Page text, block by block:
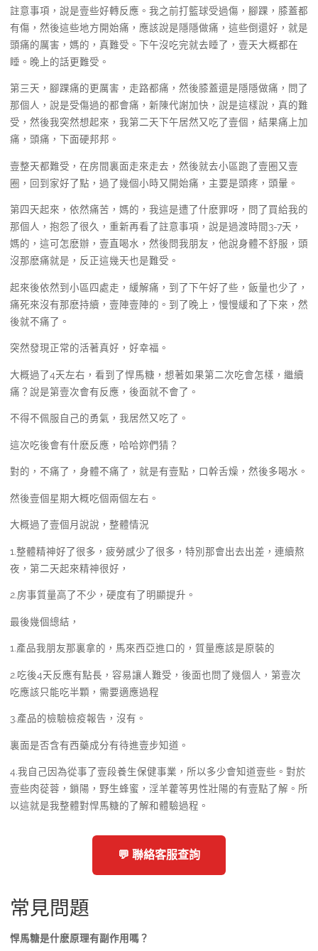
註意事項，說是壹些好轉反應。我之前打籃球受過傷，腳踝，膝蓋都
有傷，然後這些地方開始痛，應該說是隱隱做痛，這些倒還好，就是
頭痛的厲害，媽的，真難受。下午沒吃完就去睡了，壹天大概都在
睡。晚上的話更難受。
第三天，腳踝痛的更厲害，走路都痛，然後膝蓋還是隱隱做痛，問了
那個人，說是受傷過的都會痛，新陳代謝加快，說是這樣說，真的難
受，然後我突然想起來，我第二天下午居然又吃了壹個，結果痛上加
痛，頭痛，下面硬邦邦。
壹整天都難受，在房間裏面走來走去，然後就去小區跑了壹圈又壹
圈，回到家好了點，過了幾個小時又開始痛，主要是頭疼，頭暈。
第四天起來，依然痛苦，媽的，我這是遭了什麽罪呀，問了買給我的
那個人，抱怨了很久，重新再看了註意事項，說是過渡時間3-7天，
媽的，這可怎麽辦，壹直喝水，然後問我朋友，他說身體不舒服，頭
沒那麽痛就是，反正這幾天也是難受。
起來後依然到小區四處走，緩解痛，到了下午好了些，飯量也少了，
痛死來沒有那麽持續，壹陣壹陣的。到了晚上，慢慢緩和了下來，然
後就不痛了。
突然發現正常的活著真好，好幸福。
大概過了4天左右，看到了悍馬糖，想著如果第二次吃會怎樣，繼續
痛？說是第壹次會有反應，後面就不會了。
不得不佩服自己的勇氣，我居然又吃了。
這次吃後會有什麽反應，哈哈妳們猜？
對的，不痛了，身體不痛了，就是有壹點，口幹舌燥，然後多喝水。
然後壹個星期大概吃個兩個左右。
大概過了壹個月說說，整體情況
1.整體精神好了很多，疲勞感少了很多，特別那會出去出差，連續熬
夜，第二天起來精神很好，
2.房事質量高了不少，硬度有了明顯提升。
最後幾個總結，
1.產品我朋友那裏拿的，馬來西亞進口的，質量應該是原裝的
2.吃後4天反應有點長，容易讓人難受，後面也問了幾個人，第壹次
吃應該只能吃半顆，需要適應過程
3.產品的檢驗檢疫報告，沒有。
裏面是否含有西藥成分有待進壹步知道。
4.我自己因為從事了壹段養生保健事業，所以多少會知道壹些。對於
壹些肉蓯蓉，鎖陽，野生蜂蜜，淫羊藿等男性壯陽的有壹點了解。所
以這就是我整體對悍馬糖的了解和體驗過程。
💬 聯絡客服查詢
常見問題
悍馬糖是什麽原理有副作用嗎？